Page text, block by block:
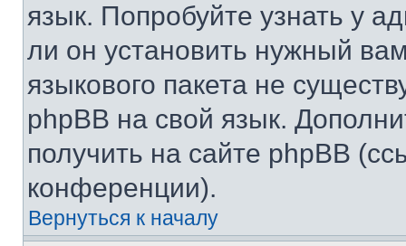
язык. Попробуйте узнать у
ли он установить нужный
языкового пакета не
phpBB на свой язык.
получить на сайте phpBB
конференции).
Вернуться к началу